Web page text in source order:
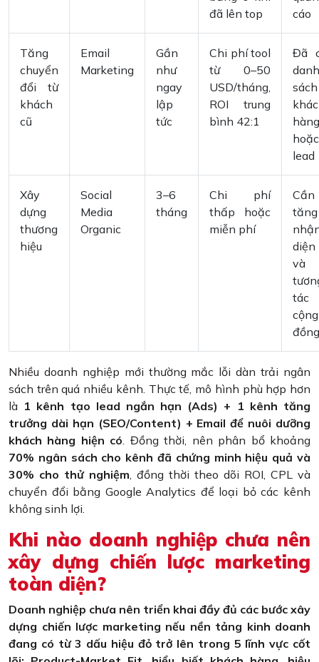
đã lên top
cáo
Tăng
chuyển
đổi từ
khách
cũ
Email
Marketing
Gần
như
ngay
lập
tức
Chi phí tool
từ 0–50
USD/tháng,
ROI trung
bình 42:1
Đã
danh
sách
hàng
hoặc
lead
Xây
dựng
thương
hiệu
Social
Media
Organic
3–6
tháng
Chi phí
thấp hoặc
miễn phí
Cần
tăng
diện
và
tác
cộng
đồng
Nhiều doanh nghiệp mới thường mắc lỗi dàn trải ngân
sách trên quá nhiều kênh. Thực tế, mô hình phù hợp hơn
là 1 kênh tạo lead ngắn hạn (Ads) + 1 kênh tăng
trưởng dài hạn (SEO/Content) + Email để nuôi dưỡng
khách hàng hiện có. Đồng thời, nên phân bổ khoảng
70% ngân sách cho kênh đã chứng minh hiệu quả và
30% cho thử nghiệm, đồng thời theo dõi ROI, CPL và
chuyển đổi bằng Google Analytics để loại bỏ các kênh
không sinh lợi.
Khi nào doanh nghiệp chưa nên
xây dựng chiến lược marketing
toàn diện?
Doanh nghiệp chưa nên triển khai đầy đủ các bước xây
dựng chiến lược marketing nếu nền tảng kinh doanh
đang có từ 3 dấu hiệu đỏ trở lên trong 5 lĩnh vực cốt